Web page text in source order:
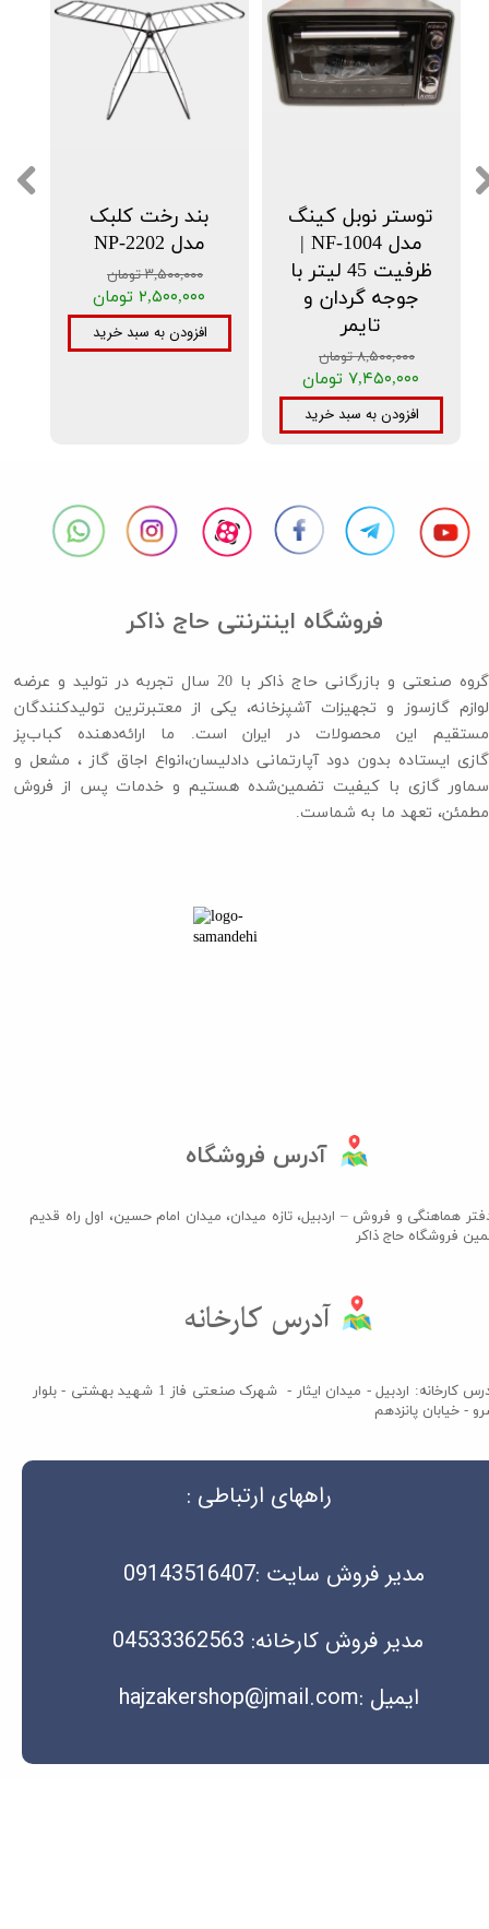
بند رخت کلبک
مدل NP-2202
۳,۵۰۰,۰۰۰ تومان
۲,۵۰۰,۰۰۰ تومان
افزودن به سبد خرید
توستر نوبل کینگ
مدل NF-1004 |
ظرفیت 45 لیتر با
جوجه گردان و
تایمر
۸,۵۰۰,۰۰۰ تومان
۷,۴۵۰,۰۰۰ تومان
افزودن به سبد خرید
فروشگاه اینترنتی حاج ذاکر
گروه صنعتی و بازرگانی حاج ذاکر با 20 سال تجربه در تولید و عرضه
لوازم گازسوز و تجهیزات آشپزخانه، یکی از معتبرترین تولیدکنندگان
مستقیم این محصولات در ایران است. ما ارائه‌دهنده کباب‌پز
گازی ایستاده بدون دود آپارتمانی دادلیسان،انواع اجاق گاز ،​​​​​​​ مشعل و
سماور گازی با کیفیت تضمین‌شده هستیم و خدمات پس از فروش
مطمئن، تعهد ما به شماست.
آدرس فروشگاه
هماهنگی و فروش – اردبیل، تازه میدان، میدان امام حسین، اول راه قدیم
فروشگاه حاج ذاکر​​​​​​​
آدرس کارخانه: اردبیل - میدان ایثار - شهرک صنعتی فاز 1 شهید بهشتی - بلوار
- خیابان پانزدهم
مدیر فروش کارخانه: 04533362563
راههای ارتباطی :
مدیر فروش سایت :09143516407
ایمیل :hajzakershop@jmail.com
آدرس کارخانه​​​​​​​